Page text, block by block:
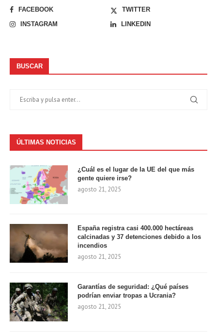
FACEBOOK
TWITTER
INSTAGRAM
LINKEDIN
BUSCAR
ÚLTIMAS NOTICIAS
¿Cuál es el lugar de la UE del que más
gente quiere irse?
agosto 21, 2025
España registra casi 400.000 hectáreas
calcinadas y 37 detenciones debido a los
incendios
agosto 21, 2025
Garantías de seguridad: ¿Qué países
podrían enviar tropas a Ucrania?
agosto 21, 2025